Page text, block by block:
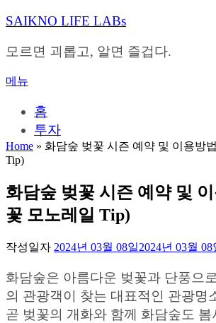
내
으
바
SAIKNO LIFE LABs
모르면 괴롭고, 알면 즐겁다.
메뉴
홈
투자
Home » 화담숲 벚꽃 시즌 예약 및 이용방
Tip)
화담숲 벚꽃 시즌 예약 및
꽃 모노레일 Tip)
작성일자 2024년 03월 08일2024년 03월 08
화담숲은 아름다운 벚꽃과 단풍으
의 관광객이 찾는 대표적인 관광명
곧 벚꽃의 개화와 함께 화담숲도